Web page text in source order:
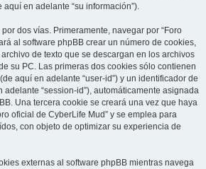
en adelante “su información”).
dos vías. Primeramente, navegar por “Foro
al software phpBB crear un número de cookies,
de texto que se descargan en los archivos
su PC. Las primeras dos cookies sólo contienen
aquí en adelante “user-id”) y un identificador de
“session-id”), automáticamente asignada
Una tercera cookie se creará una vez que haya
oficial de CyberLife Mud” y se emplea para
con objeto de optimizar su experiencia de
externas al software phpBB mientras navega